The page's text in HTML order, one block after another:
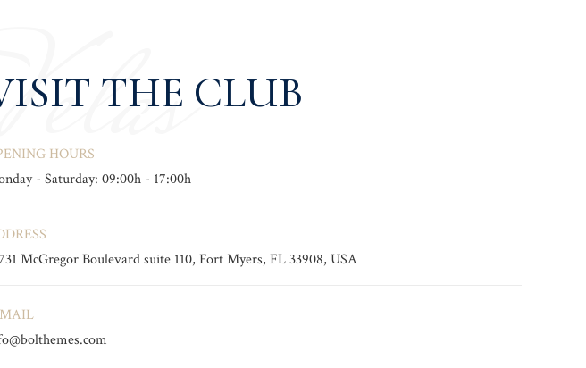
THE CLUB
HOURS
- Saturday: 09:00h - 17:00h
McGregor Boulevard suite 110, Fort Myers, FL 33908, USA